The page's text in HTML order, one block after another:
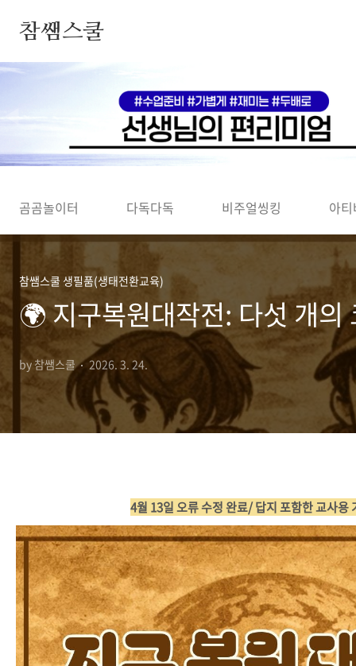
참쌤스쿨
◀
곰곰놀이터 다독다독 비주얼씽킹 아
참쌤스쿨 생필품(생태전환교육)
🌍 지구복원대작전: 다섯 개의
by 참쌤스쿨 2026. 3. 24.
4월 13일 오류 수정 완료/ 답지 포함한 교사용